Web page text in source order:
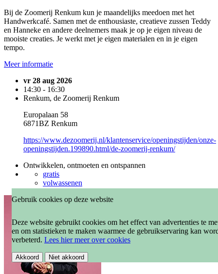
Gebruik cookies op deze website
Deze website gebruikt cookies om het effect van advertenties te
en om statistieken te maken waarmee de gebruikservaring kan
verbeterd. Lees hier meer over cookies
Akkoord Niet akkoord
Bij de Zoomerij Renkum kun je maandelijks meedoen met het
Handwerkcafé. Samen met de enthousiaste, creatieve zussen Teddy
en Hanneke en andere deelnemers maak je op je eigen niveau de
mooiste creaties. Je werkt met je eigen materialen en in je eigen
tempo.
Meer informatie
vr 28 aug 2026
14:30 - 16:30
Renkum, de Zoomerij Renkum
Europalaan 58
6871BZ Renkum
https://www.dezoomerij.nl/klantenservice/openingstijden/onze-
openingstijden.199890.html/de-zoomerij-renkum/
Ontwikkelen, ontmoeten en ontspannen
gratis
volwassenen